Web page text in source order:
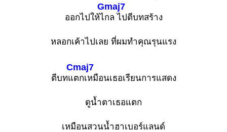
ออกไปให้ไ
Gmaj7
กล ไปตีบทสร้าง
หลอกเค้าไปเลย ที่ผมทำคุณรุนแรง
ตีบทแ
Cmaj7
ตกเหมือนเธอเรียนการแสดง
ดูน้ำตาเธอแตก
เหมือนสวนน้ำฮาเบอร์แลนด์